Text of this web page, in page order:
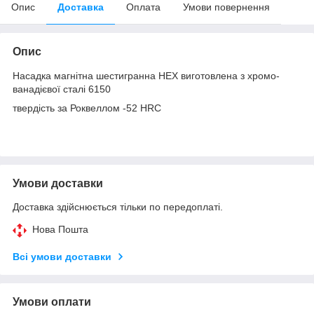
Опис Доставка Оплата Умови повернення
Опис
Насадка магнітна шестигранна HEX виготовлена з хромо-
ванадієвої сталі 6150
твердість за Роквеллом -52 HRC
Умови доставки
Доставка здійснюється тільки по передоплаті.
Нова Пошта
Всі умови доставки
Умови оплати